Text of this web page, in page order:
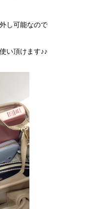
し可能なので
い頂けます♪♪